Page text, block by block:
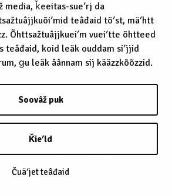
media, ǩeeitas-sueʹrj da
teâđaid tõʹst, mäʹhtt
Õhttsažtuâjjkueiʹm vueiʹtte õhtteed
teâđaid, koid leäk ouddam siʹjjid
ǥu leäk âânnam sij kääzzkõõzzid.
Soovâž puk
Ǩieʹld
Čuäʹjet teâđaid